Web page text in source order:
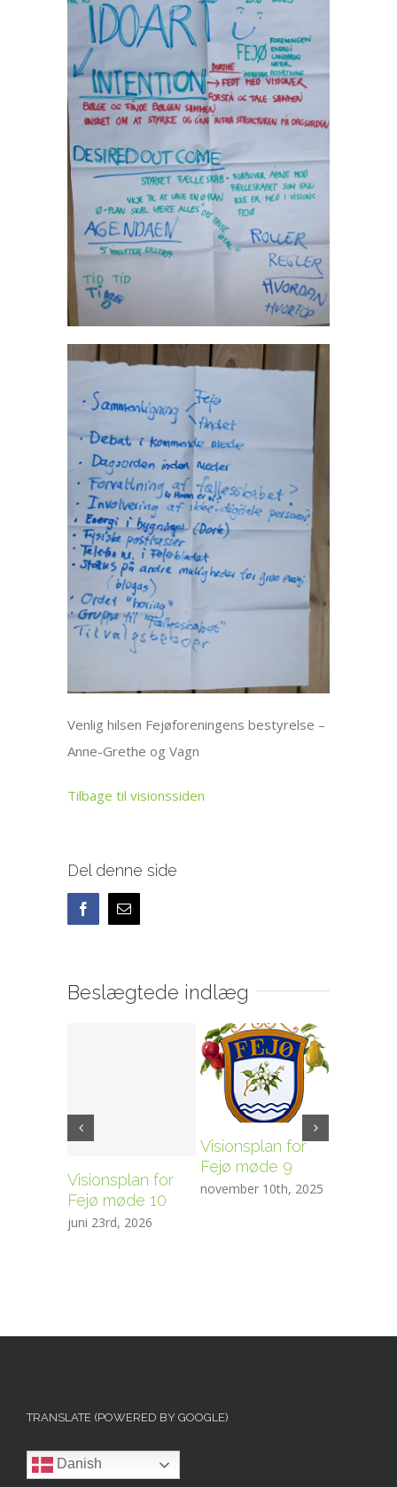
Venlig hilsen Fejøforeningens bestyrelse –
Anne-Grethe og Vagn
Tilbage til visionssiden
Del denne side
Facebook
E-
mail
Beslægtede indlæg
Visionsplan for
Fejø møde 10
juni 23rd, 2026
Visionsplan for
Fejø møde 9
november 10th, 2025
TRANSLATE (POWERED BY GOOGLE)
Danish